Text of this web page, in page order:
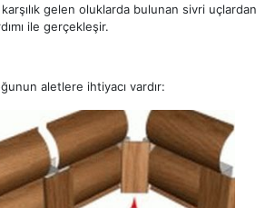
gelen oluklarda bulunan sivri uçlardan
ile gerçekleşir.
aletlere ihtiyacı vardır: